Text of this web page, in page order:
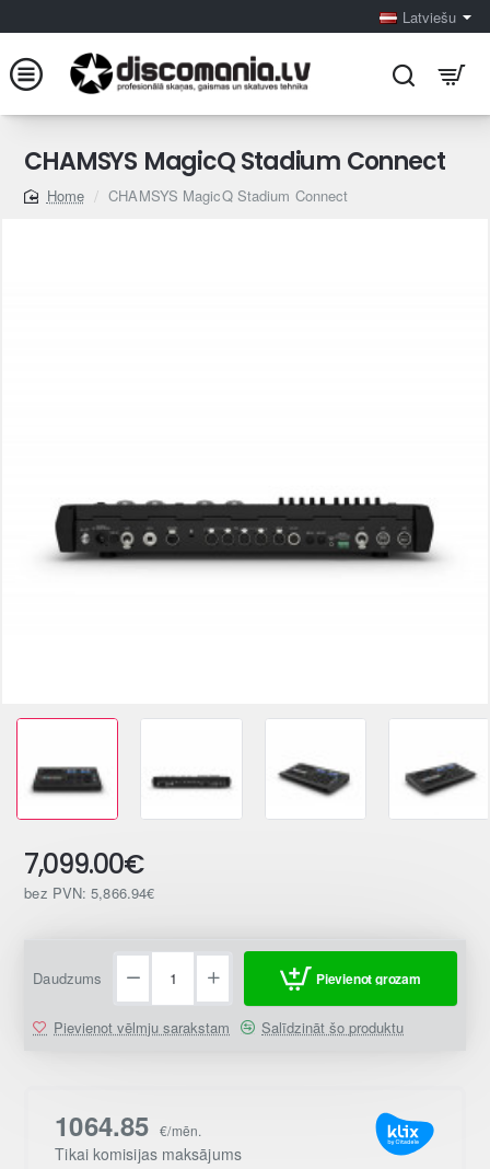
Latviešu
CHAMSYS MagicQ Stadium Connect
home
CHAMSYS MagicQ Stadium Connect
7,099.00€
bez PVN: 5,866.94€
Daudzums Pievienot grozam
Pievienot vēlmju sarakstam Salīdzināt šo produktu